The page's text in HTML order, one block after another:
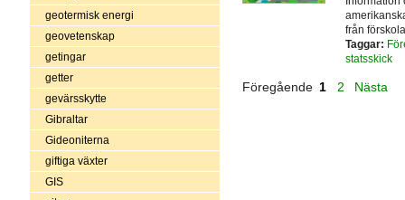
geotermisk energi
geovetenskap
getingar
getter
gevärsskytte
Gibraltar
Gideoniterna
giftiga växter
GIS
från
Taggar:
statsskick
Föregående 1 2 Nästa